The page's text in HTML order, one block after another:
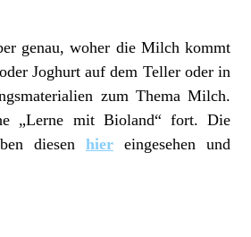
genau, woher die Milch kommt
Joghurt auf dem Teller oder in
zum Thema Milch.
„Lerne mit Bioland“ fort. Die
diesen hiereingesehen und